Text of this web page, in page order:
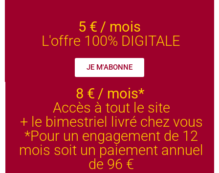
5 € / mois
L'offre 100% DIGITALE
JE M'ABONNE
8 € / mois*
Accès à tout le site
+ le bimestriel livré chez vous
*Pour un engagement de 12
mois soit un paiement annuel
de 96 €